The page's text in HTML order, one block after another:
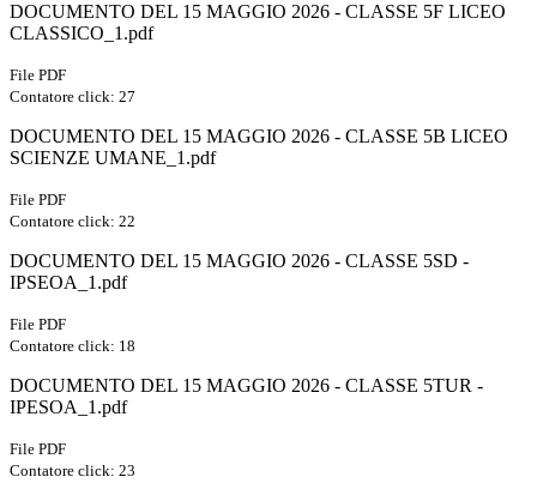
DOCUMENTO DEL 15 MAGGIO 2026 - CLASSE 5F LICEO
CLASSICO_1.pdf
File PDF
Contatore click: 27
DOCUMENTO DEL 15 MAGGIO 2026 - CLASSE 5B LICEO
SCIENZE UMANE_1.pdf
File PDF
Contatore click: 22
DOCUMENTO DEL 15 MAGGIO 2026 - CLASSE 5SD -
IPSEOA_1.pdf
File PDF
Contatore click: 18
DOCUMENTO DEL 15 MAGGIO 2026 - CLASSE 5TUR -
IPESOA_1.pdf
File PDF
Contatore click: 23